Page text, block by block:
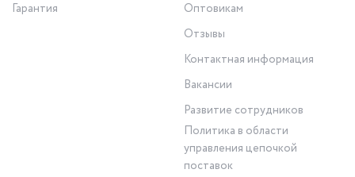
Гарантия
Оптовикам
Отзывы
Контактная информация
Вакансии
Развитие сотрудников
Политика в области
управления цепочкой
поставок